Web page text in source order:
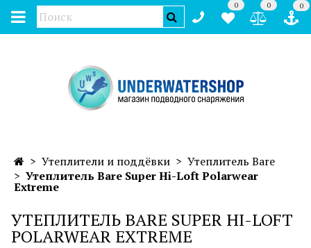
0 0 0
Утеплители и поддёвки
Утеплитель Bare
Утеплитель Bare Super Hi-Loft Polarwear
Extreme
УТЕПЛИТЕЛЬ BARE SUPER HI-LOFT
POLARWEAR EXTREME